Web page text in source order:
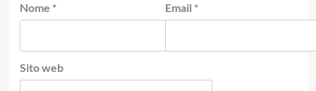
Nome * Email *
Sito web